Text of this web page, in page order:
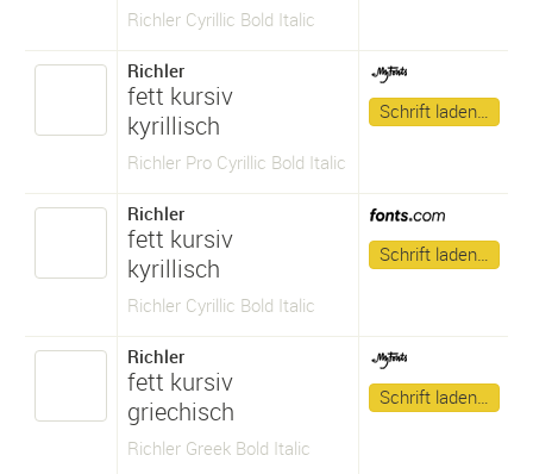
Richler Cyrillic Bold Italic
Richler
fett kursiv
kyrillisch
Richler Pro Cyrillic Bold Italic
Schrift laden…
Richler
fett kursiv
kyrillisch
Richler Cyrillic Bold Italic
Schrift laden…
Richler
fett kursiv
griechisch
Richler Greek Bold Italic
Schrift laden…